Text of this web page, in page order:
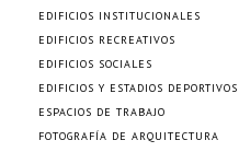
EDIFICIOS INSTITUCIONALES
EDIFICIOS RECREATIVOS
EDIFICIOS SOCIALES
EDIFICIOS Y ESTADIOS DEPORTIVOS
ESPACIOS DE TRABAJO
FOTOGRAFÍA DE ARQUITECTURA